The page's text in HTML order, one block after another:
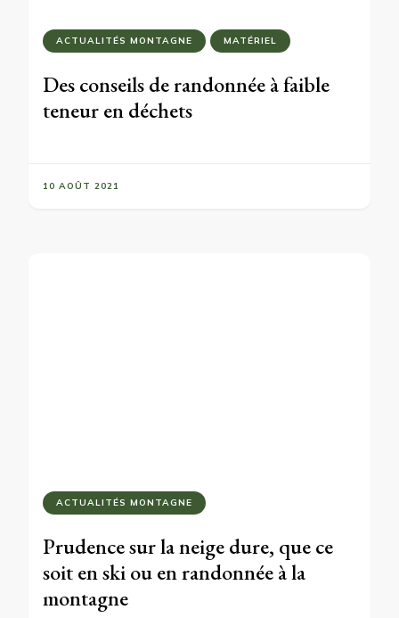
ACTUALITÉS MONTAGNE MATÉRIEL
Des conseils de randonnée à faible
teneur en déchets
10 AOÛT 2021
ACTUALITÉS MONTAGNE
Prudence sur la neige dure, que ce
soit en ski ou en randonnée à la
montagne